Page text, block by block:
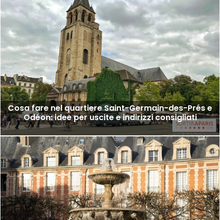
Cosa fare nel quartiere Saint-Germain-des-Prés e
Odéon: idee per uscite e indirizzi consigliati